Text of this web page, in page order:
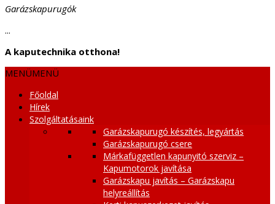
Garázskapurugók
...
A kaputechnika otthona!
MENÜMENÜ
Főoldal
Hírek
Szolgáltatásaink
Garázskapurugó készítés, legyártás
Garázskapurugó csere
Márkafüggetlen kapunyitó szerviz –
Kapumotorok javítása
Garázskapu javítás – Garázskapu
helyreállítás